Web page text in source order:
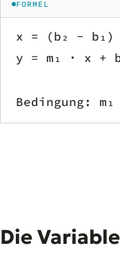
FORMEL
x = (b₂ − b₁)
y = m₁ · x +
Bedingung: m₁
Die